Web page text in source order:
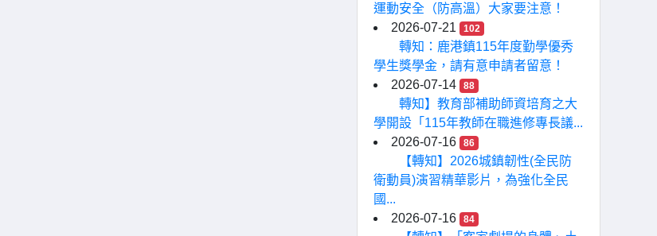
運動安全（防高溫）大家要注意！
2026-07-21
102
轉知：鹿港鎮115年度勤學優秀
學生獎學金，請有意申請者留意！
2026-07-14
88
轉知】教育部補助師資培育之大
學開設「115年教師在職進修專長議...
2026-07-16
86
【轉知】2026城鎮韌性(全民防
衛動員)演習精華影片，為強化全民
國...
2026-07-16
84